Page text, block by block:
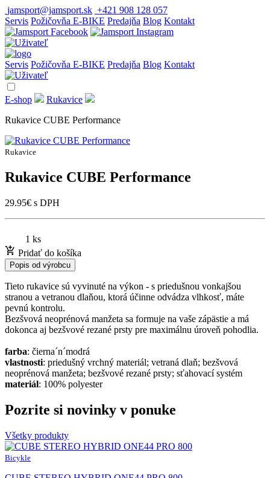
jamsport@jamsport.sk +421 908 128 057
Servis Požičovňa E-BIKE Predajňa Blog Kontakt
Servis Požičovňa E-BIKE Predajňa Blog Kontakt
E-shop
Rukavice
Rukavice CUBE Performance
Rukavice
Rukavice CUBE Performance
29.95€ s DPH
1 ks
Pridať do košíka
Popis od výrobcu
Tieto rukavice sú vyvinuté na výkon - s priedušnou vonkajšou
stranou a vetranou dlaňou, ktorá účinne odvádza vlhkosť, máte
pevnú kontrolu.
Bezšvová neoprénová manžeta sa formuje na vaše zápästie a má
dokonca aj bezšvové rezané prsty pre maximálnu úroveň pohodlia.
farba: čierna´n´modrá
vlastnosti: priedušný vrchný materiál; vetraná dlaň; bezšvová
neoprénová manžeta; bezšvové rezané prsty; sťahovací systém
materiál: 100% polyester
Pozrite si novinky v ponuke
Všetky produkty
Bicykle